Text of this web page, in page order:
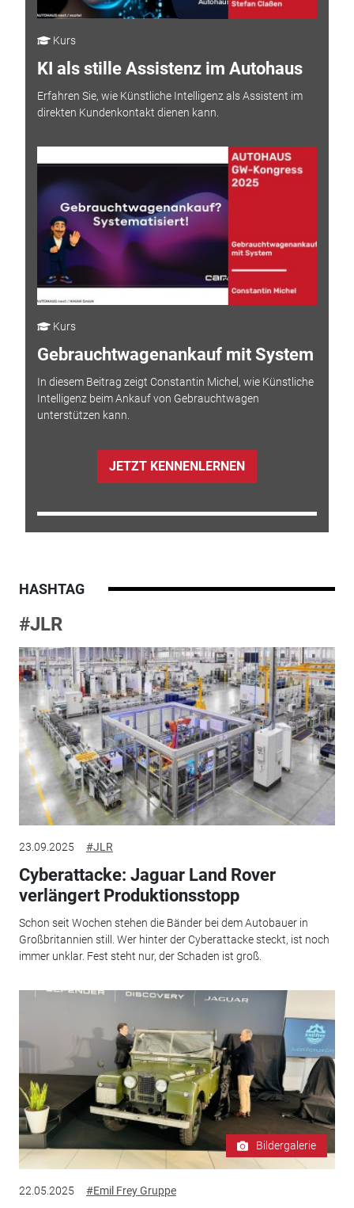
Kurs
KI als stille Assistenz im Autohaus
Erfahren Sie, wie Künstliche Intelligenz als Assistent im
direkten Kundenkontakt dienen kann.
Kurs
Gebrauchtwagenankauf mit System
In diesem Beitrag zeigt Constantin Michel, wie Künstliche
Intelligenz beim Ankauf von Gebrauchtwagen
unterstützen kann.
JETZT KENNENLERNEN
HASHTAG
#JLR
23.09.2025 #JLR
Cyberattacke: Jaguar Land Rover
verlängert Produktionsstopp
Schon seit Wochen stehen die Bänder bei dem Autobauer in
Großbritannien still. Wer hinter der Cyberattacke steckt, ist noch
immer unklar. Fest steht nur, der Schaden ist groß.
Bildergalerie
22.05.2025 #Emil Frey Gruppe